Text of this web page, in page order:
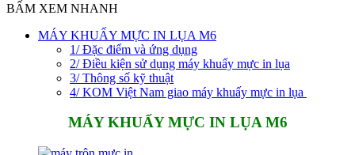
BẤM XEM NHANH
MÁY KHUẤY MỰC IN LỤA M6
1/ Đặc điểm và ứng dụng
2/ Điều kiện sử dụng máy khuấy mực in lụa
3/ Thông số kỹ thuật
4/ KOM Việt Nam giao máy khuấy mực in lụa
MÁY KHUẤY MỰC IN LỤA M6